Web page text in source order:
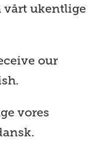
ukentlige
our
vores